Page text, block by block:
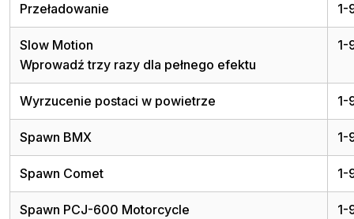
Przeładowanie 1-
Slow Motion
Wprowadź trzy razy dla pełnego efektu
1-
Wyrzucenie postaci w powietrze 1-
Spawn BMX 1-
Spawn Comet 1-
Spawn PCJ-600 Motorcycle 1-